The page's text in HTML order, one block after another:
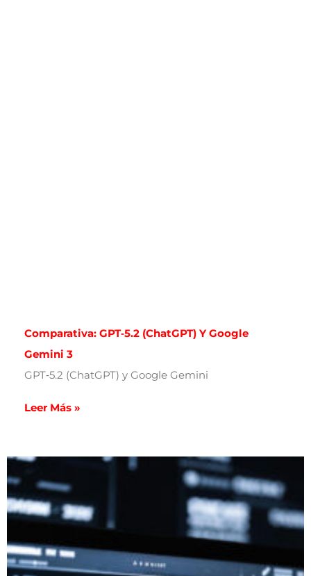
Comparativa: GPT‑5.2 (ChatGPT) Y Google
Gemini 3
GPT‑5.2 (ChatGPT) y Google Gemini
Leer Más »